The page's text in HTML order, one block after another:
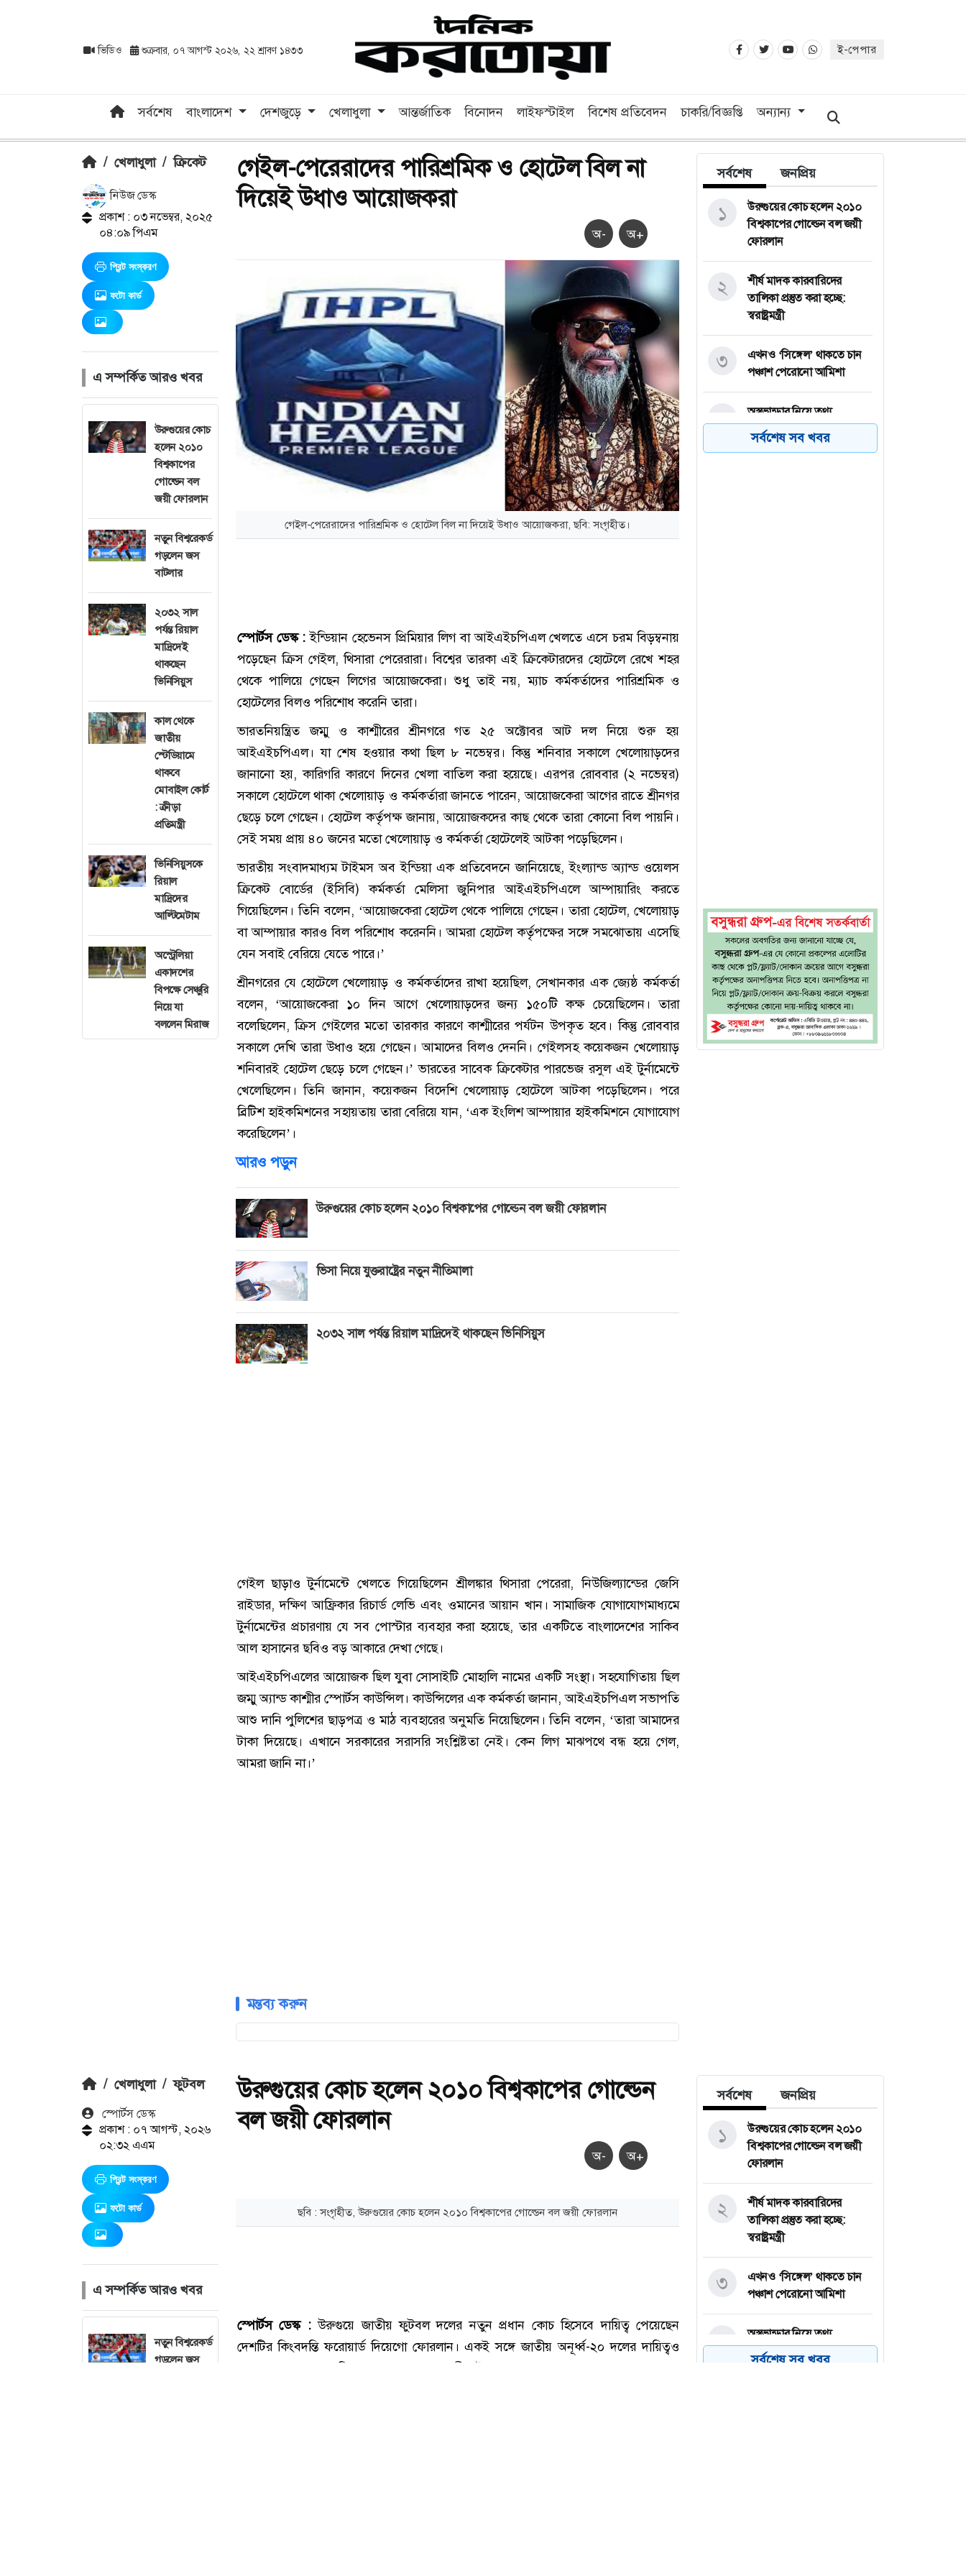
ভিডিও শুক্রবার, ০৭ আগস্ট ২০২৬, ২২ শ্রাবণ ১৪৩৩ ই-পেপার
সর্বশেষ বাংলাদেশ দেশজুড়ে খেলাধুলা আন্তর্জাতিক বিনোদন লাইফস্টাইল বিশেষ প্রতিবেদন চাকরি/বিজ্ঞপ্তি অন্যান্য
/ খেলাধুলা / ক্রিকেট
নিউজ ডেস্ক
প্রকাশ : ০৩ নভেম্বর, ২০২৫
০৪:০৯ পিএম
প্রিন্ট সংস্করণ
ফটো কার্ড
এ সম্পর্কিত আরও খবর
উরুগুয়ের কোচ
হলেন ২০১০
বিশ্বকাপের
গোল্ডেন বল
জয়ী ফোরলান
নতুন বিশ্বরেকর্ড
গড়লেন জস
বাটলার
২০৩২ সাল
পর্যন্ত রিয়াল
মাদ্রিদেই
থাকছেন
ভিনিসিয়ুস
কাল থেকে
জাতীয়
স্টেডিয়ামে
থাকবে
মোবাইল কোর্ট
: ক্রীড়া
প্রতিমন্ত্রী
ভিনিসিয়ুসকে
রিয়াল
মাদ্রিদের
আল্টিমেটাম
অস্ট্রেলিয়া
একাদশের
বিপক্ষে সেঞ্চুরি
নিয়ে যা
বললেন মিরাজ
গেইল-পেরেরাদের পারিশ্রমিক ও হোটেল বিল না
দিয়েই উধাও আয়োজকরা
অ- অ+
গেইল-পেরেরাদের পারিশ্রমিক ও হোটেল বিল না দিয়েই উধাও আয়োজকরা, ছবি: সংগৃহীত।
স্পোর্টস ডেস্ক : ইন্ডিয়ান হেভেনস প্রিমিয়ার লিগ বা আইএইচপিএল খেলতে এসে চরম বিড়ম্বনায়
পড়েছেন ক্রিস গেইল, থিসারা পেরেরারা। বিশ্বের তারকা এই ক্রিকেটারদের হোটেলে রেখে শহর
থেকে পালিয়ে গেছেন লিগের আয়োজকেরা। শুধু তাই নয়, ম্যাচ কর্মকর্তাদের পারিশ্রমিক ও
হোটেলের বিলও পরিশোধ করেনি তারা।
ভারতনিয়ন্ত্রিত জম্মু ও কাশ্মীরের শ্রীনগরে গত ২৫ অক্টোবর আট দল নিয়ে শুরু হয়
আইএইচপিএল। যা শেষ হওয়ার কথা ছিল ৮ নভেম্বর। কিন্তু শনিবার সকালে খেলোয়াড়দের
জানানো হয়, কারিগরি কারণে দিনের খেলা বাতিল করা হয়েছে। এরপর রোববার (২ নভেম্বর)
সকালে হোটেলে থাকা খেলোয়াড় ও কর্মকর্তারা জানতে পারেন, আয়োজকেরা আগের রাতে শ্রীনগর
ছেড়ে চলে গেছেন। হোটেল কর্তৃপক্ষ জানায়, আয়োজকদের কাছ থেকে তারা কোনো বিল পায়নি।
সেই সময় প্রায় ৪০ জনের মতো খেলোয়াড় ও কর্মকর্তা হোটেলেই আটকা পড়েছিলেন।
ভারতীয় সংবাদমাধ্যম টাইমস অব ইন্ডিয়া এক প্রতিবেদনে জানিয়েছে, ইংল্যান্ড অ্যান্ড ওয়েলস
ক্রিকেট বোর্ডের (ইসিবি) কর্মকর্তা মেলিসা জুনিপার আইএইচপিএলে আম্পায়ারিং করতে
গিয়েছিলেন। তিনি বলেন, ‘আয়োজকেরা হোটেল থেকে পালিয়ে গেছেন। তারা হোটেল, খেলোয়াড়
বা আম্পায়ার কারও বিল পরিশোধ করেননি। আমরা হোটেল কর্তৃপক্ষের সঙ্গে সমঝোতায় এসেছি
যেন সবাই বেরিয়ে যেতে পারে।’
শ্রীনগরের যে হোটেলে খেলোয়াড় ও কর্মকর্তাদের রাখা হয়েছিল, সেখানকার এক জ্যেষ্ঠ কর্মকর্তা
বলেন, ‘আয়োজকেরা ১০ দিন আগে খেলোয়াড়দের জন্য ১৫০টি কক্ষ চেয়েছিলেন। তারা
বলেছিলেন, ক্রিস গেইলের মতো তারকার কারণে কাশ্মীরের পর্যটন উপকৃত হবে। কিন্তু রোববার
সকালে দেখি তারা উধাও হয়ে গেছেন। আমাদের বিলও দেননি। গেইলসহ কয়েকজন খেলোয়াড়
শনিবারই হোটেল ছেড়ে চলে গেছেন।’ ভারতের সাবেক ক্রিকেটার পারভেজ রসুল এই টুর্নামেন্টে
খেলেছিলেন। তিনি জানান, কয়েকজন বিদেশি খেলোয়াড় হোটেলে আটকা পড়েছিলেন। পরে
ব্রিটিশ হাইকমিশনের সহায়তায় তারা বেরিয়ে যান, ‘এক ইংলিশ আম্পায়ার হাইকমিশনে যোগাযোগ
করেছিলেন’।
আরও পড়ুন
উরুগুয়ের কোচ হলেন ২০১০ বিশ্বকাপের গোল্ডেন বল জয়ী ফোরলান
ভিসা নিয়ে যুক্তরাষ্ট্রের নতুন নীতিমালা
২০৩২ সাল পর্যন্ত রিয়াল মাদ্রিদেই থাকছেন ভিনিসিয়ুস
গেইল ছাড়াও টুর্নামেন্টে খেলতে গিয়েছিলেন শ্রীলঙ্কার থিসারা পেরেরা, নিউজিল্যান্ডের জেসি
রাইডার, দক্ষিণ আফ্রিকার রিচার্ড লেভি এবং ওমানের আয়ান খান। সামাজিক যোগাযোগমাধ্যমে
টুর্নামেন্টের প্রচারণায় যে সব পোস্টার ব্যবহার করা হয়েছে, তার একটিতে বাংলাদেশের সাকিব
আল হাসানের ছবিও বড় আকারে দেখা গেছে।
আইএইচপিএলের আয়োজক ছিল যুবা সোসাইটি মোহালি নামের একটি সংস্থা। সহযোগিতায় ছিল
জম্মু অ্যান্ড কাশ্মীর স্পোর্টস কাউন্সিল। কাউন্সিলের এক কর্মকর্তা জানান, আইএইচপিএল সভাপতি
আশু দানি পুলিশের ছাড়পত্র ও মাঠ ব্যবহারের অনুমতি নিয়েছিলেন। তিনি বলেন, ‘তারা আমাদের
টাকা দিয়েছে। এখানে সরকারের সরাসরি সংশ্লিষ্টতা নেই। কেন লিগ মাঝপথে বন্ধ হয়ে গেল,
আমরা জানি না।’
মন্তব্য করুন
সর্বশেষ জনপ্রিয়
উরুগুয়ের কোচ হলেন ২০১০
বিশ্বকাপের গোল্ডেন বল জয়ী
ফোরলান
১
শীর্ষ মাদক কারবারিদের
তালিকা প্রস্তুত করা হচ্ছে:
স্বরাষ্ট্রমন্ত্রী
২
এখনও ‘সিঙ্গেল’ থাকতে চান
পঞ্চাশ পেরোনো আমিশা
৩
অস্ত্রভান্ডার নিয়ে তথ্য
ফাঁসকারীদের কারাদণ্ডের
হুঁশিয়ারি ট্রাম্পের
৪
সর্বশেষ সব খবর
/ খেলাধুলা / ফুটবল
স্পোর্টস ডেস্ক
প্রকাশ : ০৭ আগস্ট, ২০২৬
০২:৩২ এএম
প্রিন্ট সংস্করণ
ফটো কার্ড
এ সম্পর্কিত আরও খবর
নতুন বিশ্বরেকর্ড
গড়লেন জস
উরুগুয়ের কোচ হলেন ২০১০ বিশ্বকাপের গোল্ডেন
বল জয়ী ফোরলান
অ- অ+
সর্বশেষ জনপ্রিয়
উরুগুয়ের কোচ হলেন ২০১০
বিশ্বকাপের গোল্ডেন বল জয়ী
ফোরলান
১
শীর্ষ মাদক কারবারিদের
তালিকা প্রস্তুত করা হচ্ছে:
স্বরাষ্ট্রমন্ত্রী
২
এখনও ‘সিঙ্গেল’ থাকতে চান
পঞ্চাশ পেরোনো আমিশা
৩
অস্ত্রভান্ডার নিয়ে তথ্য
ফাঁসকারীদের কারাদণ্ডের
৪
সর্বশেষ সব খবর